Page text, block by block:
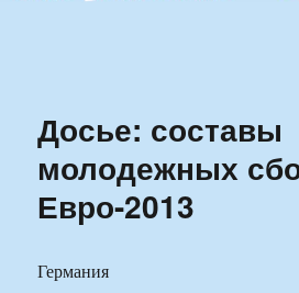
Ильменский
Досье: составы
молодежных
Евро-2013
Германия